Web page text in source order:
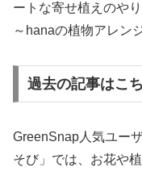
ートな寄せ植えのやり
～hanaの植物アレン
過去の記事はこ
GreenSnap人気ユー
そび」では、お花や